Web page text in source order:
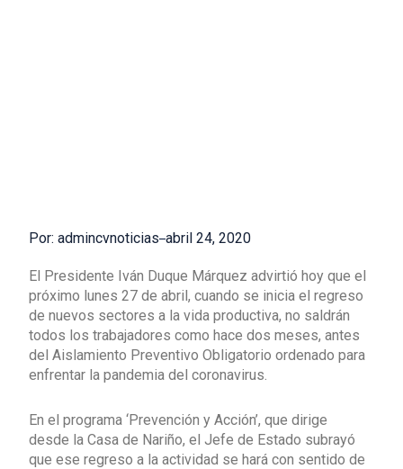
Por: admincvnoticias abril 24, 2020
El Presidente Iván Duque Márquez advirtió hoy que el
próximo lunes 27 de abril, cuando se inicia el regreso
de nuevos sectores a la vida productiva, no saldrán
todos los trabajadores como hace dos meses, antes
del Aislamiento Preventivo Obligatorio ordenado para
enfrentar la pandemia del coronavirus.
En el programa ‘Prevención y Acción’, que dirige
desde la Casa de Nariño, el Jefe de Estado subrayó
que ese regreso a la actividad se hará con sentido de